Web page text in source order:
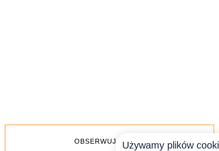
OBSERWUJ BLOGAUżywamy plików